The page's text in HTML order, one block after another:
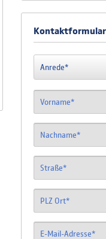
Kontaktformular